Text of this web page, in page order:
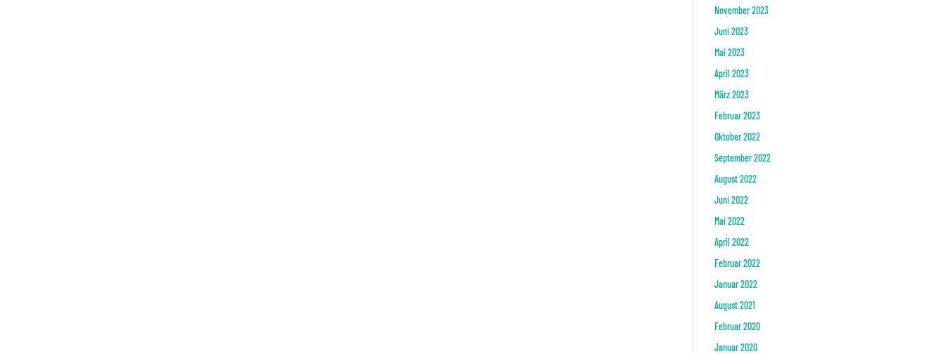
November 2023
Juni 2023
Mai 2023
April 2023
März 2023
Februar 2023
Oktober 2022
September 2022
August 2022
Juni 2022
Mai 2022
April 2022
Februar 2022
Januar 2022
August 2021
Februar 2020
Januar 2020